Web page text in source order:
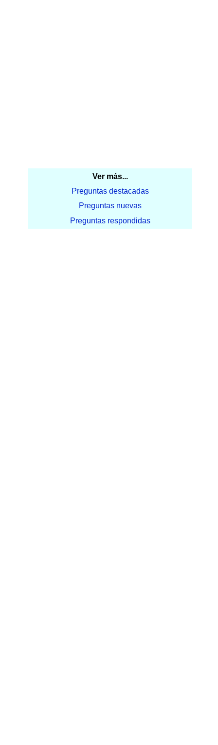
Ver más...
Preguntas destacadas
Preguntas nuevas
Preguntas respondidas